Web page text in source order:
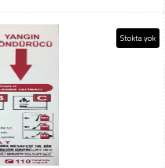
Stokta yok